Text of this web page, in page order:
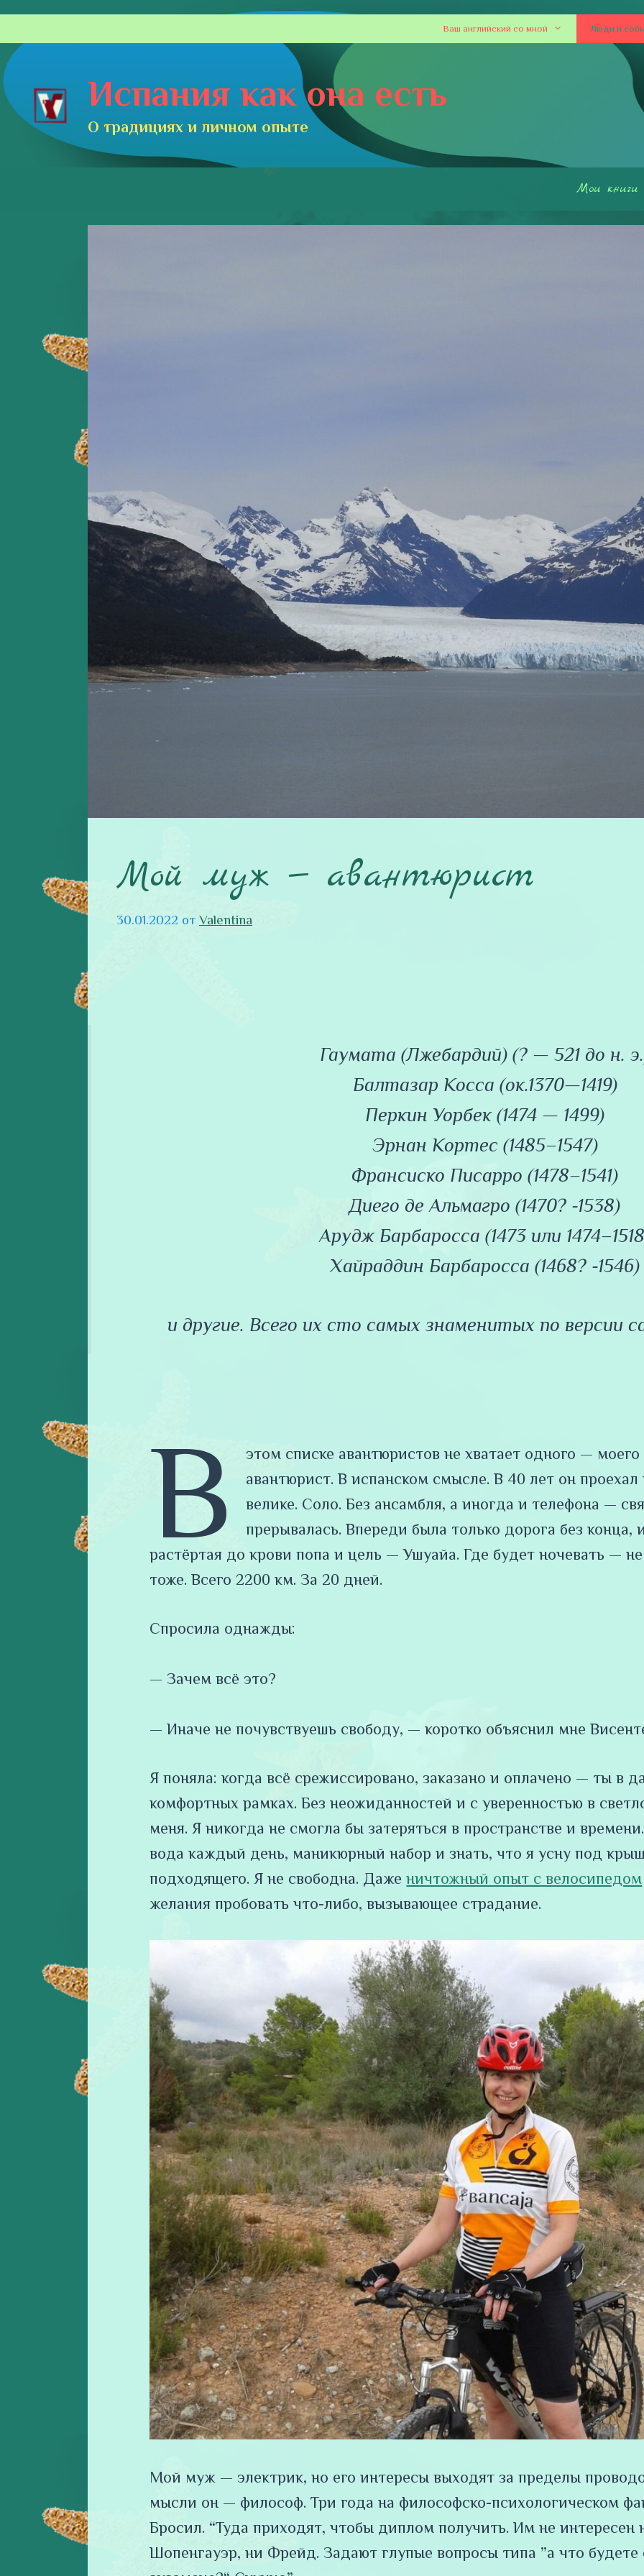
Перейти
содержимому
Ваш английский со мной Люди и
Испания как она есть
О традициях и личном опыте
Мои книги
Мой муж — авантюрист
30.01.2022 отValentina
Гаумата (Лжебардий) (? — 521 до н.
Балтазар Косса (ок.1370—1419)
Перкин Уорбек (1474 — 1499)
Эрнан Кортес (1485–1547)
Франсиско Писарро (1478–1541)
Диего де Альмагро (1470? -1538)
Арудж Барбаросса (1473 или
Хайраддин Барбаросса (1468? -1546)
и другие. Всего их сто самых знаменитых по версии
В
этом списке авантюристов не хватает одного —
авантюрист. В испанском смысле. В 40 лет он проехал
велике. Соло. Без ансамбля, а иногда и телефона —
прерывалась. Впереди была только дорога без
растёртая до крови попа и цель — Ушуайа. Где будет ночевать —
тоже. Всего 2200 км. За 20 дней.
Спросила однажды:
— Зачем всё это?
— Иначе не почувствуешь свободу, — коротко объяснил мне
Я поняла: когда всё срежиссировано, заказано и оплачено — ты в
комфортных рамках. Без неожиданностей и с уверенностью в
меня. Я никогда не смогла бы затеряться в пространстве и
вода каждый день, маникюрный набор и знать, что я усну под
подходящего. Я не свободна. Даженичтожный опыт с велосипедом
желания пробовать что-либо, вызывающее страдание.
Мой муж — электрик, но его интересы выходят за пределы
мысли он — философ. Три года на философско-психологическом
Бросил. “Туда приходят, чтобы диплом получить. Им не интересен
Шопенгауэр, ни Фрейд. Задают глупые вопросы типа ”а что будете